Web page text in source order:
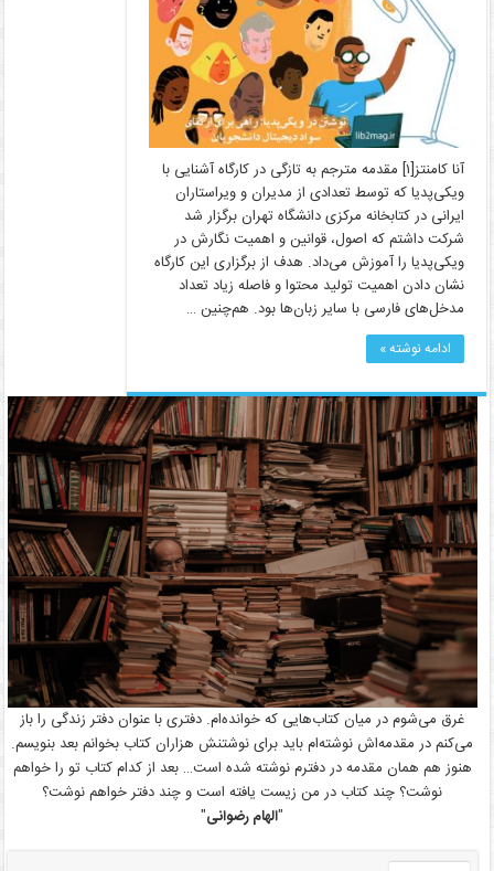
آنا کامنتز[۱] مقدمه مترجم به تازگی در کارگاه آشنایی با
ویکی‌پدیا که توسط تعدادی از مدیران و ویراستاران
ایرانی در کتابخانه‌ مرکزی دانشگاه تهران برگزار شد
شرکت داشتم که اصول، قوانین و اهمیت نگارش در
ویکی‌پدیا را آموزش می‌داد. هدف از برگزاری این کارگاه
نشان دادن اهمیت تولید محتوا و فاصله زیاد تعداد
مدخل‌های فارسی با سایر زبان‌ها بود. هم‌چنین …
ادامه نوشته »
غرق می‌شوم در میان کتاب‌هایی که خوانده‌ام. دفتری با عنوان دفتر زندگی را باز
می‌کنم در مقدمه‌اش نوشته‌ام باید برای نوشتنش هزاران کتاب بخوانم بعد بنویسم.
هنوز هم همان مقدمه در دفترم نوشته شده است… بعد از کدام کتاب تو را خواهم
نوشت؟ چند کتاب در من زیست یافته است و چند دفتر خواهم نوشت؟
"الهام رضوانی"